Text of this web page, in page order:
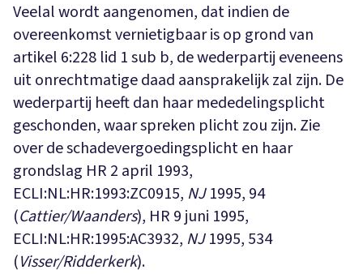
Veelal wordt aangenomen, dat indien de
overeenkomst vernietigbaar is op grond van
artikel 6:228 lid 1 sub b, de wederpartij eveneens
uit onrechtmatige daad aansprakelijk zal zijn. De
wederpartij heeft dan haar mededelingsplicht
geschonden, waar spreken plicht zou zijn. Zie
over de schadevergoedingsplicht en haar
grondslag HR 2 april 1993,
ECLI:NL:HR:1993:ZC0915, NJ1995, 94
(Cattier/Waanders), HR 9 juni 1995,
ECLI:NL:HR:1995:AC3932, NJ1995, 534
(Visser/Ridderkerk).